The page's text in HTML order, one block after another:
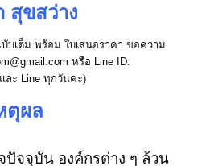
สุขสว่าง
บเต็ม พร้อม ใบเสนอราคา ขอความ
หรือ Line ID:
ละ Line ทุกวันค่ะ)
ตุผล
ปัจจุบัน องค์กรต่าง ๆ ล้วน